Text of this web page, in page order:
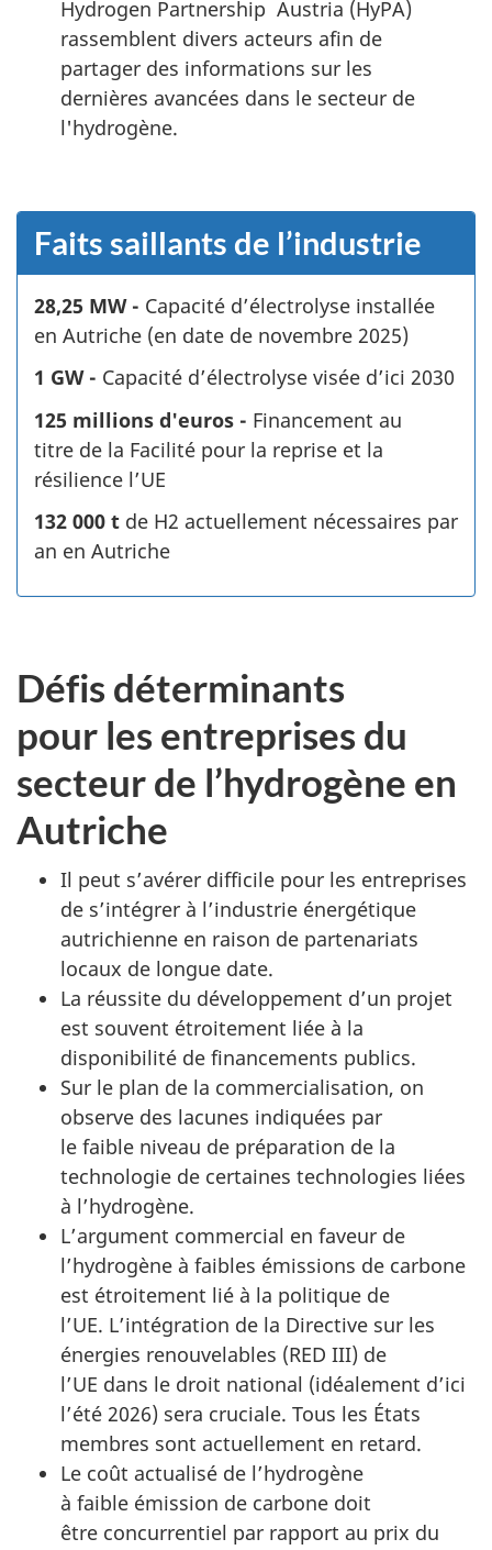
Hydrogen Partnership Austria (HyPA)
rassemblent divers acteurs afin de
partager des informations sur les
dernières avancées dans le secteur de
l'hydrogène.
Faits saillants de l’industrie
28,25 MW - Capacité d’électrolyse installée
en Autriche (en date de novembre 2025)
1 GW - Capacité d’électrolyse visée d’ici 2030
125 millions d'euros - Financement au
titre de la Facilité pour la reprise et la
résilience l’UE
132 000 t de H2 actuellement nécessaires par
an en Autriche
Défis déterminants
pour les entreprises du
secteur de l’hydrogène en
Autriche
Il peut s’avérer difficile pour les entreprises
de s’intégrer à l’industrie énergétique
autrichienne en raison de partenariats
locaux de longue date.
La réussite du développement d’un projet
est souvent étroitement liée à la
disponibilité de financements publics.
Sur le plan de la commercialisation, on
observe des lacunes indiquées par
le faible niveau de préparation de la
technologie de certaines technologies liées
à l’hydrogène.
L’argument commercial en faveur de
l’hydrogène à faibles émissions de carbone
est étroitement lié à la politique de
l’UE. L’intégration de la Directive sur les
énergies renouvelables (RED III) de
l’UE dans le droit national (idéalement d’ici
l’été 2026) sera cruciale. Tous les États
membres sont actuellement en retard.
Le coût actualisé de l’hydrogène
à faible émission de carbone doit
être concurrentiel par rapport au prix du